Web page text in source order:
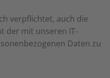
verpflichtet, auch die
der mit unseren IT-
Daten zu